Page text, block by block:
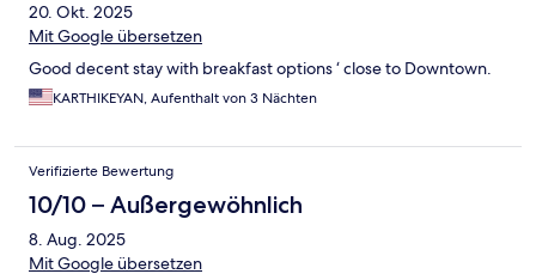
20. Okt. 2025
Mit Google übersetzen
Good decent stay with breakfast options ‘ close to Downtown.
KARTHIKEYAN, Aufenthalt von 3 Nächten
Verifizierte Bewertung
10/10 – Außergewöhnlich
8. Aug. 2025
Mit Google übersetzen